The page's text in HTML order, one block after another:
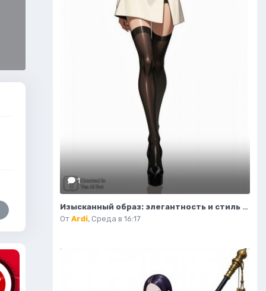
1
Изысканный образ: элегантность и стиль в современной иллюстрации моды. Нейросеть Flux.1
От Ardi, Среда в 16:17